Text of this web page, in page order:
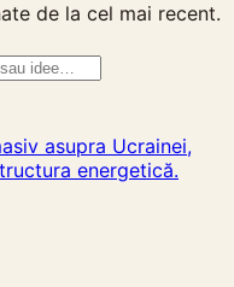
de la cel mai recent.
asupra Ucrainei,
energetică.